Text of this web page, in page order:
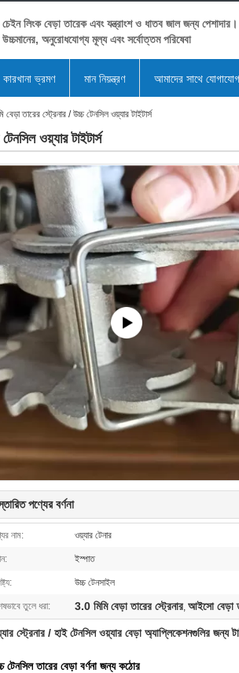
চেইন লিংক বেড়া তারেক এবং যন্ত্রাংশ ও ধাতব জাল জন্য পেশাদার।
উচ্চমানের, অনুরোধযোগ্য মূল্য এবং সর্বোত্তম পরিষেবা
কারখানা ভ্রমণ মান নিয়ন্ত্রণ আমাদের সাথে
তারের স্ট্রেনার / উচ্চ টেনসিল ওয়্যার টাইটার্স
ওয়্যার টাইটার্স
পণ্যের বর্ণনা
নাম: ওয়্যার টেনার
ইস্পাত
উচ্চ টেনসাইল
তুলে ধরা: 3.0 মিমি বেড়া তারের স্ট্রেনার, আইসো বেড়া
স্ট্রেনার / হাই টেনসিল ওয়্যার বেড়া অ্যাপ্লিকেশনগুলির জন্য
টেনসিল তারের বেড়া বর্ণনা জন্য কঠোর